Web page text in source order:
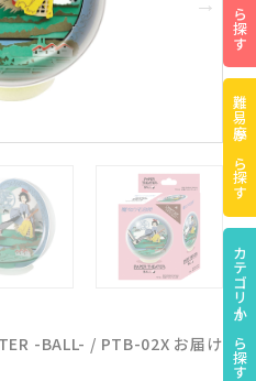
-BALL- / PTB-02X お届け
難易度から探す
カテゴリーから探す